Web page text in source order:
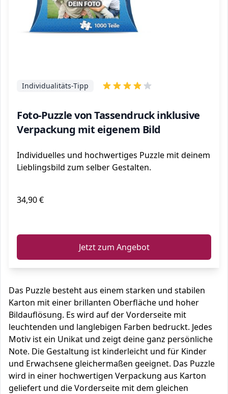
Foto-Puzzle von Tassendruck inklusive
Verpackung mit eigenem Bild
Individualitäts-Tipp
Individuelles und hochwertiges Puzzle mit deinem
Lieblingsbild zum selber Gestalten.
34,90 €
Jetzt zum Angebot
Das Puzzle besteht aus einem starken und stabilen
Karton mit einer brillanten Oberfläche und hoher
Bildauflösung. Es wird auf der Vorderseite mit
leuchtenden und langlebigen Farben bedruckt. Jedes
Motiv ist ein Unikat und zeigt deine ganz persönliche
Note. Die Gestaltung ist kinderleicht und für Kinder
und Erwachsene gleichermaßen geeignet. Das Puzzle
wird in einer hochwertigen Verpackung aus Karton
geliefert und die Vorderseite mit dem gleichen